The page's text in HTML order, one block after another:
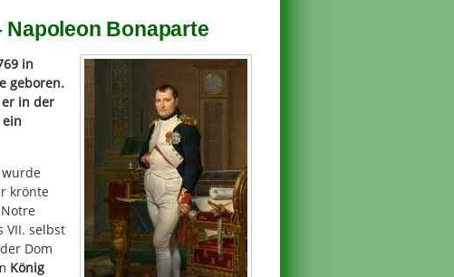
Bonaparte
in
geboren.
er in der
krönte
VII. selbst
Dom
König